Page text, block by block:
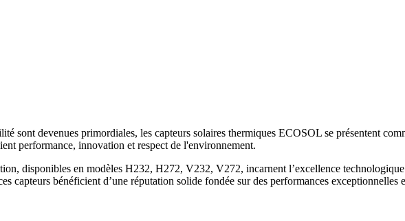
sont devenues primordiales, les capteurs solaires thermiques ECOSOL se présentent
performance, innovation et respect de l'environnement.
disponibles en modèles H232, H272, V232, V272, incarnent l’excellence
capteurs bénéficient d’une réputation solide fondée sur des performances exceptionnelles